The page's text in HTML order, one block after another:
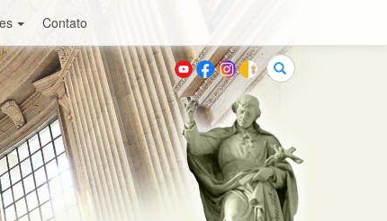
Contato
Buscar